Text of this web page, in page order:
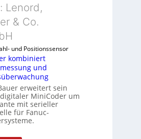
o
m
n
i
e
r
t
P
o
Lenord,
& Co.
und Positionssensor
kombiniert
und
erweitert sein
MiniCoder um
mit serieller
für Fanuc-